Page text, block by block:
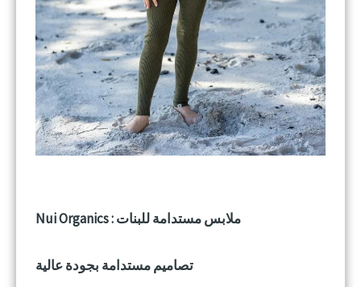
Nui Organics : ملابس مستدامة للبنات
تصاميم مستدامة بجودة عالية